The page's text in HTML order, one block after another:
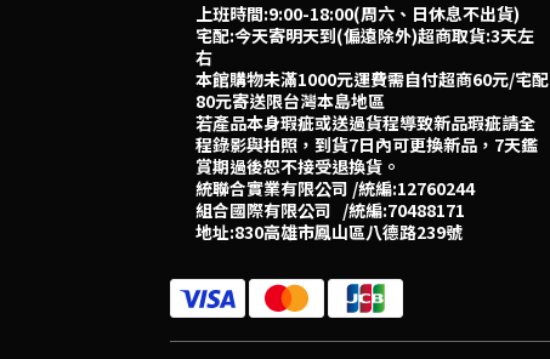
上班時間:9:00-18:00(周六、日休息不出貨)
宅配:今天寄明天到(偏遠除外)超商取貨:3天左
右
本館購物未滿1000元運費需自付超商60元/宅配
80元寄送限台灣本島地區
若產品本身瑕疵或送過貨程導致新品瑕疵請全
程錄影與拍照，到貨7日內可更換新品，7天鑑
賞期過後恕不接受退換貨。
統聯合實業有限公司 /統編:12760244
組合國際有限公司 /統編:70488171
地址:830高雄市鳳山區八德路239號